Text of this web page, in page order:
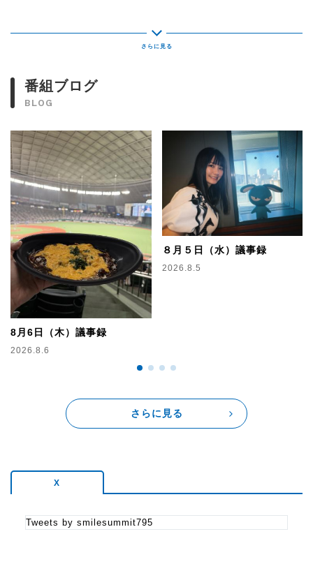
▽9:00
48チームの一覧表を的にしてサミーが "PKばり" のダーツに
挑戦！
正解した方全員に「Smile SUMMIT クイズステッカー」プレ
▼9:10
採れたての話題を取りそろえた【Smile MARKET】
▽10:10
サッカーフリークなゲストがコメントゲストとしてクイズを
出題！
水曜日は
ナオト・インティライミ
▼11:00
今日これを食べると運気がアップする！
占いコーナー【Lucky Lunch】
テーマ：金運
【妄想！スマサミツアーズ】
ラジオをお聴きのあなたとスマサミツアーズ看板プランナ
ーナー。
現在「ハワイのおすすめグルメ情報」を募集中！！
番組ブログ
BLOG
8月6日（木）議事録
2026.8.6
８月５日（水）議事録
2026.8.5
さらに見る
X
Tweets by smilesummit795